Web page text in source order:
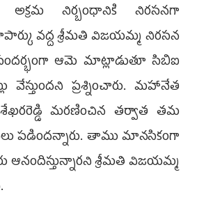
అక్రమ నిర్బంధానికి నిరసనగా
వద్ద శ్రీమతి విజయమ్మ నిరసన
ఆమె మాట్లాడుతూ సిబిఐ
వేస్తుందని ప్రశ్నించారు. మహానేత
‌మరణించిన తర్వాత తమ
పడిందన్నారు. తాము మానసికంగా
ఆనందిస్తున్నారని శ్రీమతి విజయమ్మ